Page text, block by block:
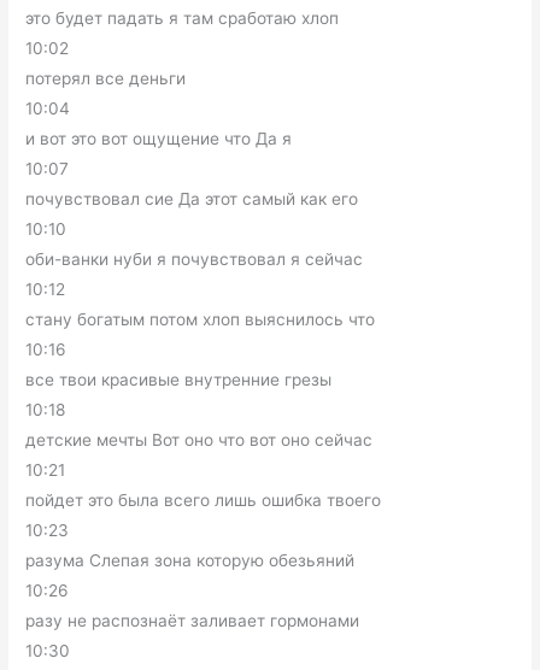
это будет падать я там сработаю хлоп
10:02
потерял все деньги
10:04
и вот это вот ощущение что Да я
10:07
почувствовал сие Да этот самый как его
10:10
оби-ванки нуби я почувствовал я сейчас
10:12
стану богатым потом хлоп выяснилось что
10:16
все твои красивые внутренние грезы
10:18
детские мечты Вот оно что вот оно сейчас
10:21
пойдет это была всего лишь ошибка твоего
10:23
разума Слепая зона которую обезьяний
10:26
разу не распознаёт заливает гормонами
10:30